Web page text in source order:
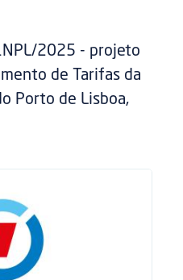
2025 - projeto
de Tarifas da
Porto de Lisboa,